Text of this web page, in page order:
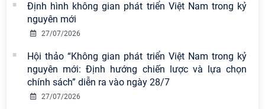
Định hình không gian phát triển Việt Nam trong kỷ
nguyên mới
27/07/2026
Hội thảo “Không gian phát triển Việt Nam trong kỷ
nguyên mới: Định hướng chiến lược và lựa chọn
chính sách” diễn ra vào ngày 28/7
27/07/2026
Viện Hàn lâm Khoa học xã hội Việt
Nam có 02 tác phẩm đạt giải khuyến
khích tại Cuộc thi chính luận bảo vệ
nền tảng tư tưởng của Đảng năm